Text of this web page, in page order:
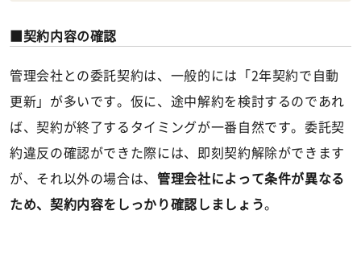
契約内容の確認
管理会社との委託契約は、一般的には「2年契約で自動
更新」が多いです。仮に、途中解約を検討するのであれ
ば、契約が終了するタイミングが一番自然です。委託契
約違反の確認ができた際には、即刻契約解除ができます
が、それ以外の場合は、管理会社によって条件が異なる
ため、契約内容をしっかり確認しましょう。